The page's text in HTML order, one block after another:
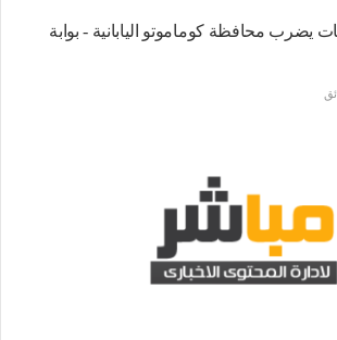
بقوة 4 درجات يضرب محافظة كوماموتو اليابانية - بوابة